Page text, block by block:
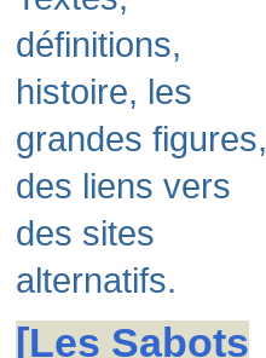
définitions,
histoire, les
grandes figures,
des liens vers
des sites
alternatifs.
[Les Sabots